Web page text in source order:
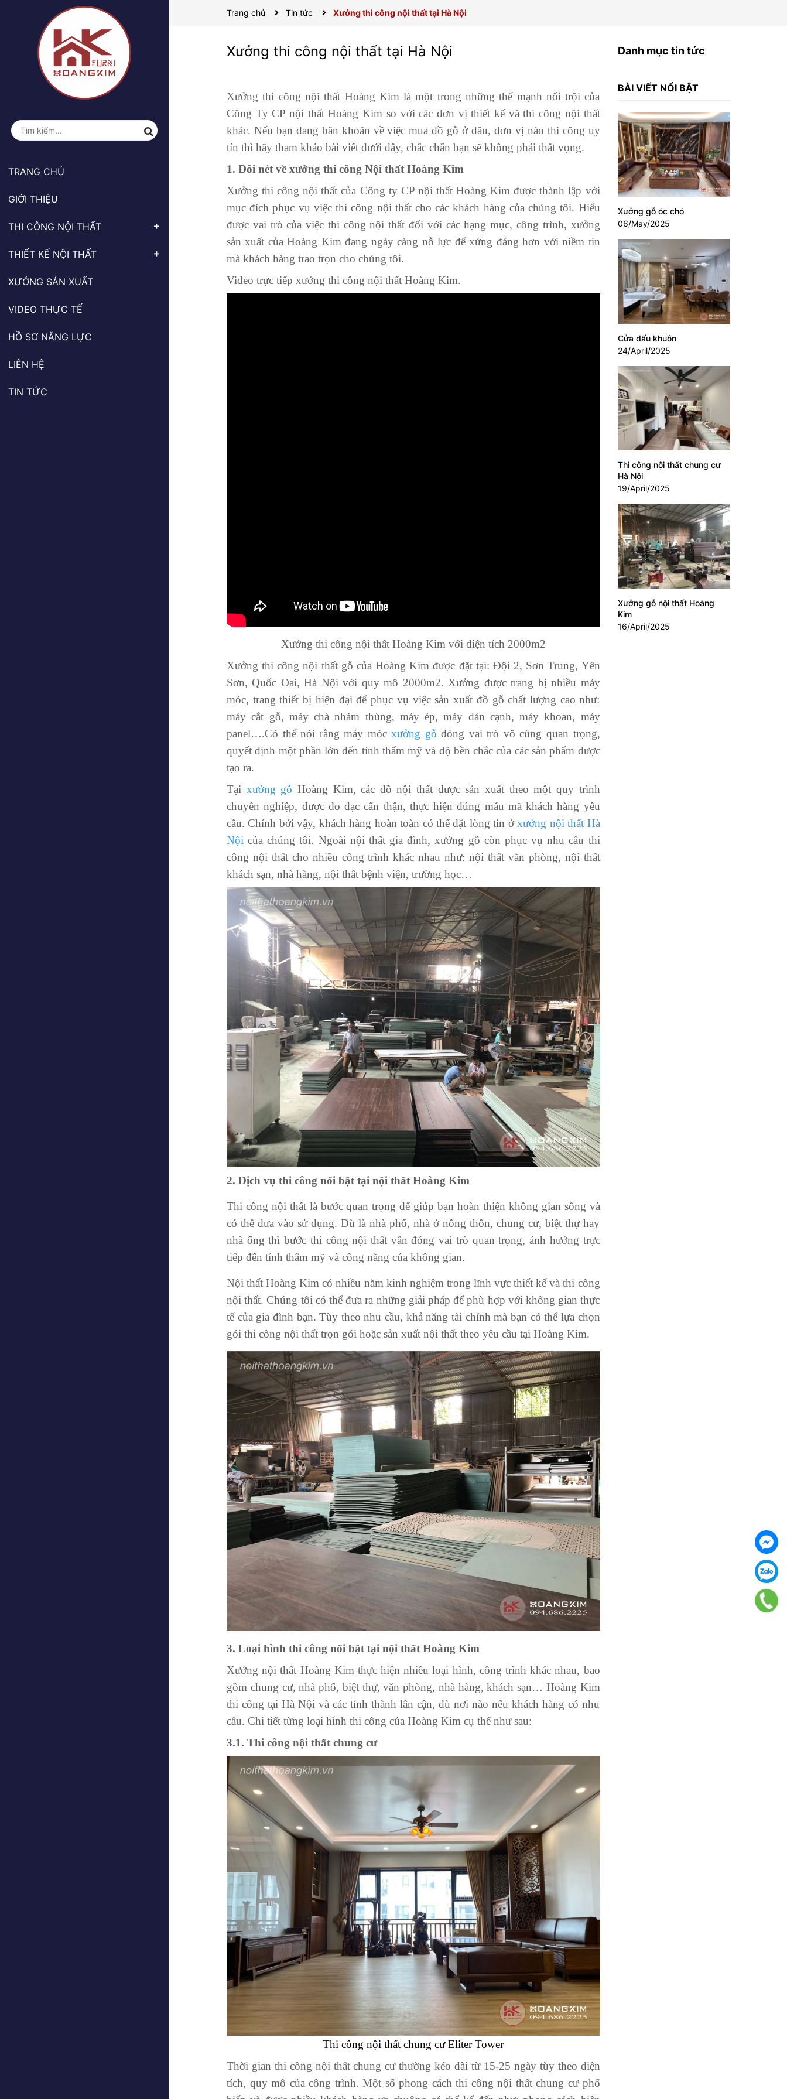
TRANG CHỦ
GIỚI THIỆU
THI CÔNG NỘI THẤT
THIẾT KẾ NỘI THẤT
XƯỞNG SẢN XUẤT
VIDEO THỰC TẾ
HỒ SƠ NĂNG LỰC
LIÊN HỆ
TIN TỨC
Trang chủ Tin tức Xưởng thi công nội thất tại Hà Nội
Xưởng thi công nội thất tại Hà Nội
Xưởng thi công nội thất Hoàng Kim là một trong những thế mạnh nổi trội của
Công Ty CP nội thất Hoàng Kim so với các đơn vị thiết kế và thi công nội thất
khác. Nếu bạn đang băn khoăn về việc mua đồ gỗ ở đâu, đơn vị nào thi công uy
tín thì hãy tham khảo bài viết dưới đây, chắc chắn bạn sẽ không phải thất vọng.
1. Đôi nét về xưởng thi công Nội thất Hoàng Kim
Xưởng thi công nội thất của Công ty CP nội thất Hoàng Kim được thành lập với
mục đích phục vụ việc thi công nội thất cho các khách hàng của chúng tôi. Hiểu
được vai trò của việc thi công nội thất đối với các hạng mục, công trình, xưởng
sản xuất của Hoàng Kim đang ngày càng nỗ lực để xứng đáng hơn với niềm tin
mà khách hàng trao trọn cho chúng tôi.
Video trực tiếp xưởng thi công nội thất Hoàng Kim.
Xưởng thi công nội thất Hoàng Kim với diện tích 2000m2
Xưởng thi công nội thất gỗ của Hoàng Kim được đặt tại: Đội 2, Sơn Trung, Yên
Sơn, Quốc Oai, Hà Nội với quy mô 2000m2. Xưởng được trang bị nhiều máy
móc, trang thiết bị hiện đại để phục vụ việc sản xuất đồ gỗ chất lượng cao như:
máy cắt gỗ, máy chà nhám thùng, máy ép, máy dán cạnh, máy khoan, máy
panel….Có thể nói rằng máy mócxưởng gỗ đóng vai trò vô cùng quan trọng,
quyết định một phần lớn đến tính thẩm mỹ và độ bền chắc của các sản phẩm được
tạo ra.
Tại xưởng gỗ Hoàng Kim, các đồ nội thất được sản xuất theo một quy trình
chuyên nghiệp, được đo đạc cẩn thận, thực hiện đúng mẫu mã khách hàng yêu
cầu. Chính bởi vậy, khách hàng hoàn toàn có thể đặt lòng tin ởxưởng nội thất Hà
Nội của chúng tôi. Ngoài nội thất gia đình, xưởng gỗ còn phục vụ nhu cầu thi
công nội thất cho nhiều công trình khác nhau như: nội thất văn phòng, nội thất
khách sạn, nhà hàng, nội thất bệnh viện, trường học…
2. Dịch vụ thi công nổi bật tại nội thất Hoàng Kim
Thi công nội thất là bước quan trọng để giúp bạn hoàn thiện không gian sống và
có thể đưa vào sử dụng. Dù là nhà phố, nhà ở nông thôn, chung cư, biệt thự hay
nhà ống thì bước thi công nội thất vẫn đóng vai trò quan trọng, ảnh hưởng trực
tiếp đến tính thẩm mỹ và công năng của không gian.
Nội thất Hoàng Kim có nhiều năm kinh nghiệm trong lĩnh vực thiết kế và thi công
nội thất. Chúng tôi có thể đưa ra những giải pháp để phù hợp với không gian thực
tế của gia đình bạn. Tùy theo nhu cầu, khả năng tài chính mà bạn có thể lựa chọn
gói thi công nội thất trọn gói hoặc sản xuất nội thất theo yêu cầu tại Hoàng Kim.
3. Loại hình thi công nổi bật tại nội thất Hoàng Kim
Xưởng nội thất Hoàng Kim thực hiện nhiều loại hình, công trình khác nhau, bao
gồm chung cư, nhà phố, biệt thự, văn phòng, nhà hàng, khách sạn… Hoàng Kim
thi công tại Hà Nội và các tỉnh thành lân cận, dù nơi nào nếu khách hàng có nhu
cầu. Chi tiết từng loại hình thi công của Hoàng Kim cụ thể như sau:
3.1. Thi công nội thất chung cư
Thi công nội thất chung cư Eliter Tower
Thời gian thi công nội thất chung cư thường kéo dài từ 15-25 ngày tùy theo diện
tích, quy mô của công trình. Một số phong cách thi công nội thất chung cư phổ
Danh mục tin tức
BÀI VIẾT NỔI BẬT
Xưởng gỗ óc chó
06/May/2025
Cửa dấu khuôn
24/April/2025
Thi công nội thất chung cư
Hà Nội
19/April/2025
Xưởng gỗ nội thất Hoàng
Kim
16/April/2025